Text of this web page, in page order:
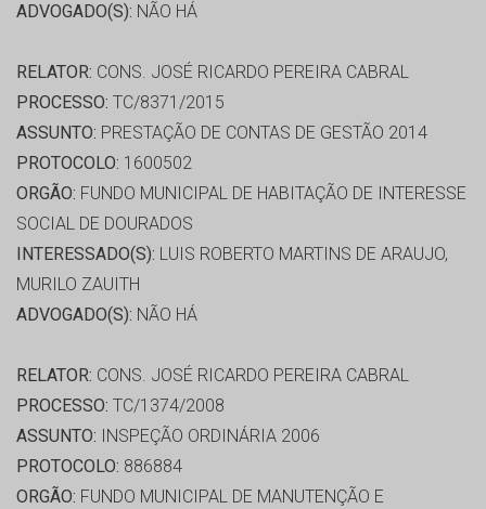
ADVOGADO(S): NÃO HÁ
RELATOR: CONS. JOSÉ RICARDO PEREIRA CABRAL
PROCESSO: TC/8371/2015
ASSUNTO: PRESTAÇÃO DE CONTAS DE GESTÃO 2014
PROTOCOLO: 1600502
ORGÃO: FUNDO MUNICIPAL DE HABITAÇÃO DE INTERESSE
SOCIAL DE DOURADOS
INTERESSADO(S): LUIS ROBERTO MARTINS DE ARAUJO,
MURILO ZAUITH
ADVOGADO(S): NÃO HÁ
RELATOR: CONS. JOSÉ RICARDO PEREIRA CABRAL
PROCESSO: TC/1374/2008
ASSUNTO: INSPEÇÃO ORDINÁRIA 2006
PROTOCOLO: 886884
ORGÃO: FUNDO MUNICIPAL DE MANUTENÇÃO E